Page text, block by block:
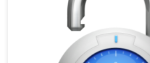
Od kako traje doba digitalnih ucjena koje su
zavladale internetom većina korisnika koji su
u potrazi su za alatima s kojima će moći